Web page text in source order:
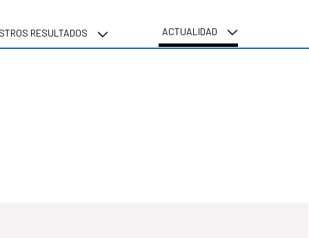
RESULTADOS ACTUALIDAD